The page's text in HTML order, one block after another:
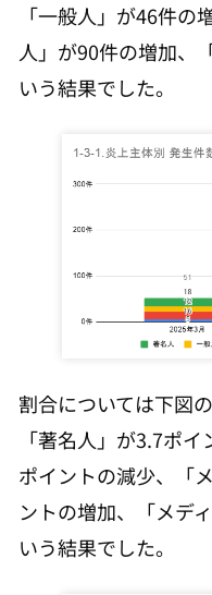
「一般人」が46件の
人」が90件の増加、
いう結果でした。
割合については下図
「著名人」が3.7ポ
ポイントの減少、「
ントの増加、「メデ
いう結果でした。